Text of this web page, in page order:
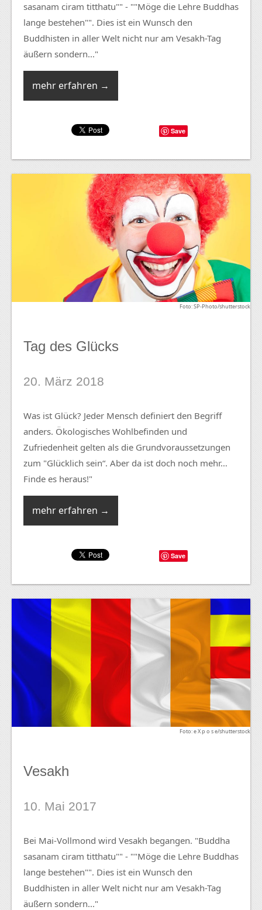
sasanam ciram titthatu"" - ""Möge die Lehre Buddhas
lange bestehen"". Dies ist ein Wunsch den
Buddhisten in aller Welt nicht nur am Vesakh-Tag
äußern sondern..."
mehr erfahren →
Save
Foto: SP-Photo/shutterstock
Tag des Glücks
20. März 2018
Was ist Glück? Jeder Mensch definiert den Begriff
anders. Ökologisches Wohlbefinden und
Zufriedenheit gelten als die Grundvoraussetzungen
zum "Glücklich sein“. Aber da ist doch noch mehr…
Finde es heraus!"
mehr erfahren →
Save
Foto: e X p o s e/shutterstock
Vesakh
10. Mai 2017
Bei Mai-Vollmond wird Vesakh begangen. "Buddha
sasanam ciram titthatu"" - ""Möge die Lehre Buddhas
lange bestehen"". Dies ist ein Wunsch den
Buddhisten in aller Welt nicht nur am Vesakh-Tag
äußern sondern..."